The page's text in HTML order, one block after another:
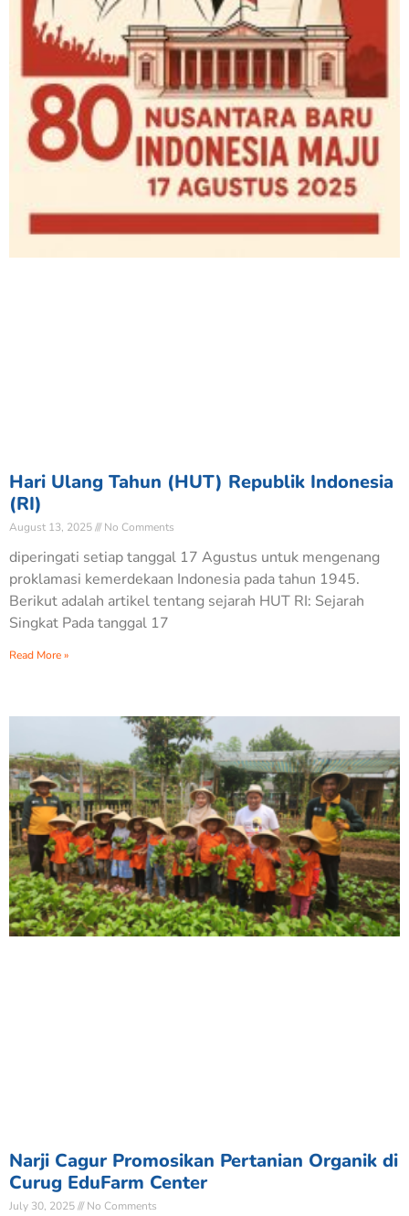
Hari Ulang Tahun (HUT) Republik Indonesia
(RI)
August 13, 2025 No Comments
diperingati setiap tanggal 17 Agustus untuk mengenang
proklamasi kemerdekaan Indonesia pada tahun 1945.
Berikut adalah artikel tentang sejarah HUT RI: Sejarah
Singkat Pada tanggal 17
Read More »
Narji Cagur Promosikan Pertanian Organik di
Curug EduFarm Center
July 30, 2025 No Comments